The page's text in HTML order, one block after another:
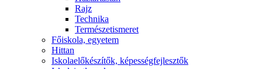
Rajz
Technika
Természetismeret
Főiskola, egyetem
Hittan
Iskolaelőkészítők, képességfejlesztők